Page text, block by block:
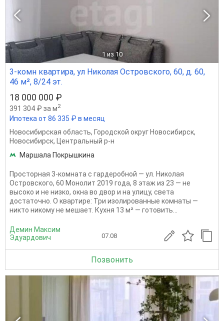
1 из 10
3-комн квартира, ул Николая Островского, 60, д. 60,
46 м², 8/24 эт.
18 000 000 ₽
391 304 ₽ за м2
Ипотека от 86 335 ₽ в месяц
Новосибирская область, Городской округ Новосибирск,
Новосибирск, Центральный р-н
Маршала Покрышкина
Просторная 3-комната с гардеробной — ул. Николая
Островского, 60 Монолит 2019 года, 8 этаж из 23 — не
высоко и не низко, окна во двор и на улицу, света
достаточно. О квартире: Три изолированные комнаты —
никто никому не мешает. Кухня 13 м² — готовить...
Демин Максим
Эдуардович
07.08
Позвонить